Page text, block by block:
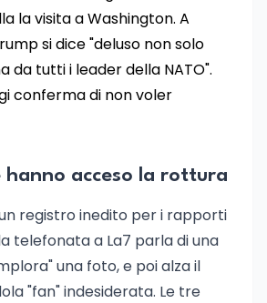
la visita a Washington. A
si dice "deluso non solo
da tutti i leader della NATO".
conferma di non voler
hanno acceso la rottura
registro inedito per i rapporti
telefonata a La7 parla di una
una foto, e poi alza il
"fan" indesiderata. Le tre